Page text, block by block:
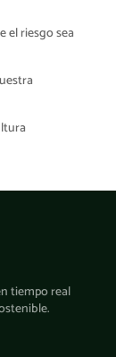
el riesgo sea
tiempo real